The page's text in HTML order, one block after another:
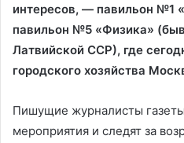
интересов, — павильон №1
павильон №5 «Физика»
Латвийской ССР), где
городского хозяйства
Пишущие журналисты
мероприятия и следят за